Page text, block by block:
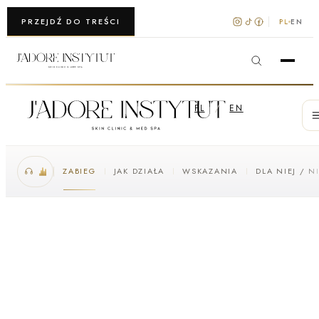
PRZEJDŹ DO TREŚCI
WARSZAWA · KRAKÓW PL EN
PL / EN
ZABIEG JAK DZIAŁA WSKAZANIA DLA NIEJ /